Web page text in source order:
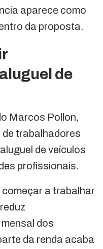
aparece como
da proposta.
de
Marcos Pollon,
trabalhadores
de veículos
profissionais.
começar a trabalhar
dos
da renda acaba